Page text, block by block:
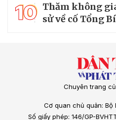
10 Thăm không
sử về cố Tổng
Chuyên trang
Cơ quan chủ quản: Bộ
Số giấy phép: 146/GP-